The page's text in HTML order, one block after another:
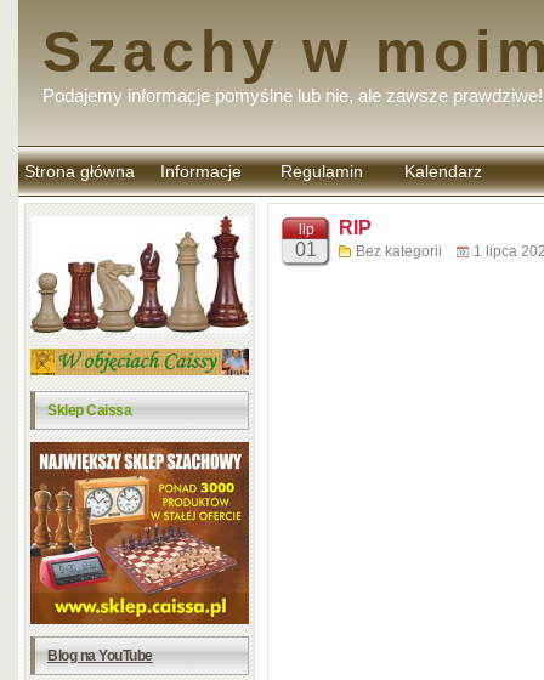
Szachy w
Podajemy informacje pomyślne lub nie, ale zawsze prawdziwe!
Strona główna Informacje Regulamin
komentarzy
Kalendarz
Sklep Caissa
Blog na YouTube
lip
01
RIP
Bez kategorii 1 lipca